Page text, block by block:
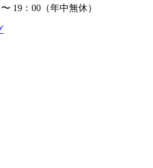
19：00（年中無休）